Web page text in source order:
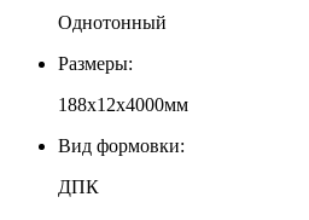
Однотонный
Размеры:
188х12х4000мм
Вид формовки:
ДПК